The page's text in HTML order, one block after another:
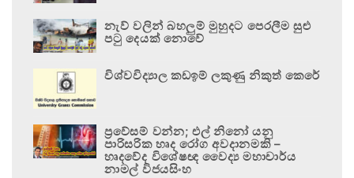
නැව් වලින් බහලුම් මුහුදට පෙරලීම සුළු
පටු දෙයක් නොවේ
විශ්වවිද්‍යාල කඩඉම් ලකුණු නිකුත් කෙරේ
ප්‍රවේසම් වන්න; එල් නිනෝ යනු
පාරිසරික හෘද රෝග අවදානමකි –
හෘදවේද විශේෂඥ වෛද්‍ය මහාචාර්ය
නාමල් විජයසිංහ